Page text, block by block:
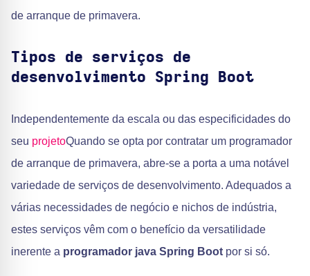
de arranque de primavera.
Tipos de serviços de
desenvolvimento Spring Boot
Independentemente da escala ou das especificidades do
seu projetoQuando se opta por contratar um programador
de arranque de primavera, abre-se a porta a uma notável
variedade de serviços de desenvolvimento. Adequados a
várias necessidades de negócio e nichos de indústria,
estes serviços vêm com o benefício da versatilidade
inerente a programador java Spring Boot por si só.